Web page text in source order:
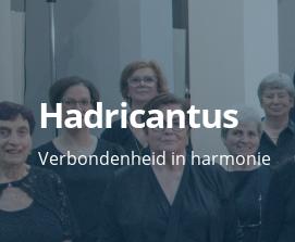
Ga
inhoudHadricantus
Verbondenheid in harmonie